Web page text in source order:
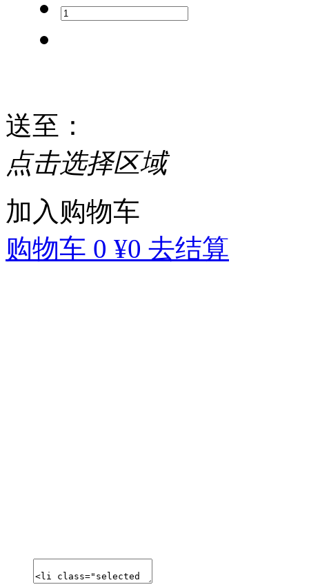
送至 ：
点击选择区域
加入购物车
购物车 0 ¥0 去结算